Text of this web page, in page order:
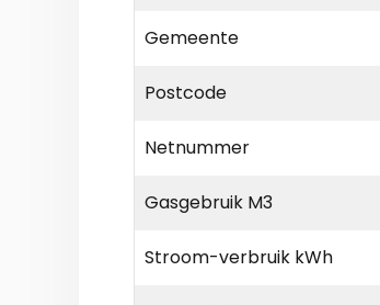
Gemeente
Postcode
Netnummer
Gasgebruik M3
Stroom-verbruik kWh